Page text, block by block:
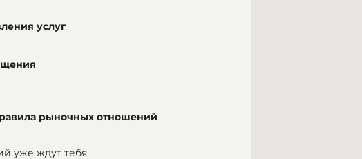
услуг
рыночных отношений
уже ждут тебя.